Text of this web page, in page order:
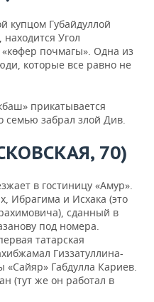
купцом Губайдуллой
Угол
«көфер почмагы». Одна из
которые все равно не
прикатывается
семью забрал злой Див.
, 70)
в гостиницу «Амур».
Ибрагима и Исхака (это
сданный в
под номера.
татарская
Гиззатуллина-
«Сайяр» Габдулла Кариев.
(тут же он работал в